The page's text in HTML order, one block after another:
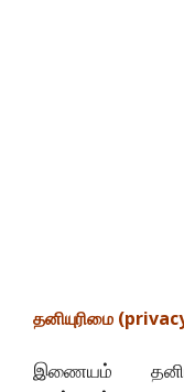
தனியுரிமை
இணையம்